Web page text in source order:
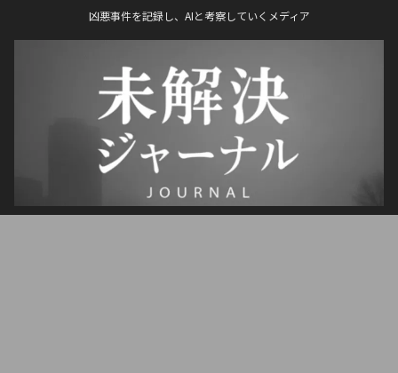
凶悪事件を記録し、AIと考察していくメディア